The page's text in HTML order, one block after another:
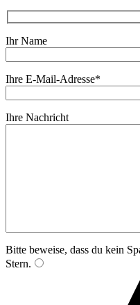
Ihr Name
Ihre E-Mail-Adresse*
Ihre Nachricht
Bitte beweise, dass du kein
Stern.